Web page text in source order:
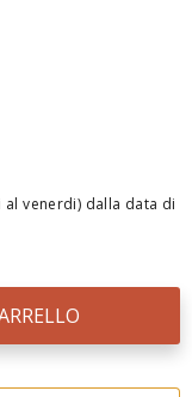
venerdi) dalla data di